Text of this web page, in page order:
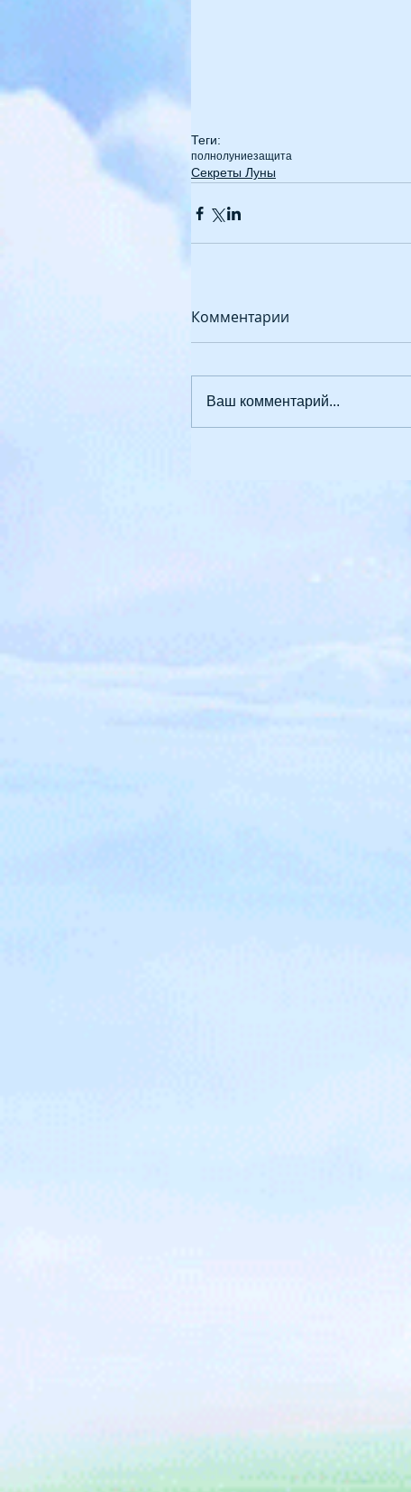
Теги:
полнолуниезащита
Секреты Луны
Комментарии
Ваш комментарий...